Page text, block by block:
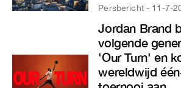
Persbericht - 11-7-
Jordan Brand
volgende
'Our Turn' en
wereldwijd